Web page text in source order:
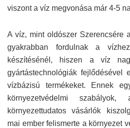
viszont a víz megvonása már 4-5
A víz, mint oldószer Szerencsére
gyakrabban fordulnak a
készítésénél, hiszen a víz
gyártástechnológiák fejlődésével
vízbázisú termékeket. Ennek
környezetvédelmi
környezettudatos vásárlók
mai ember felismerte a környezet